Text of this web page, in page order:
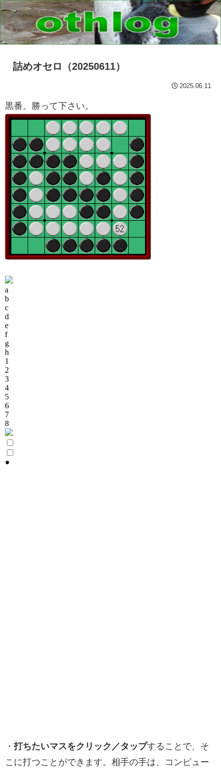
詰めオセロ（20250611）
2025.06.11
黒番。勝って下さい。
・打ちたいマスをクリック／タップすることで、そ
こに打つことができます。相手の手は、コンピュー